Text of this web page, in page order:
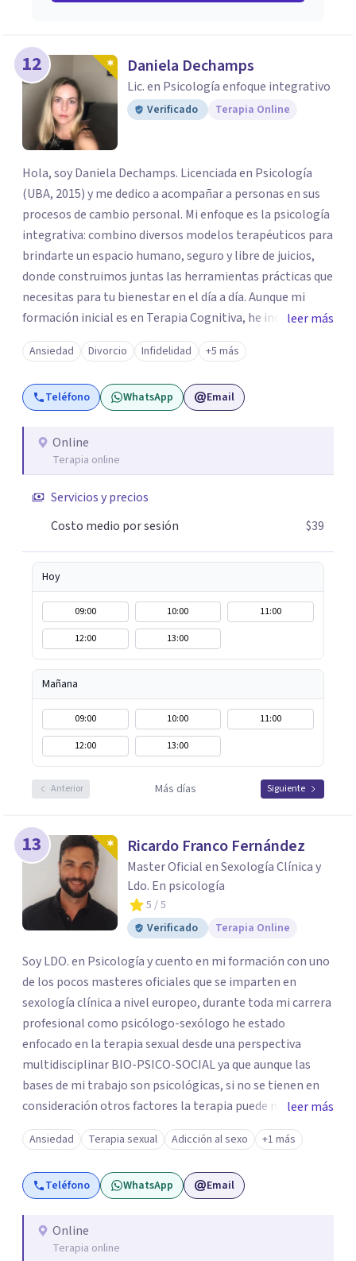
12 Daniela Dechamps
Lic. en Psicología enfoque integrativo
Verificado Terapia Online
Hola, soy Daniela Dechamps. Licenciada en Psicología
(UBA, 2015) y me dedico a acompañar a personas en sus
procesos de cambio personal. Mi enfoque es la psicología
integrativa: combino diversos modelos terapéuticos para
brindarte un espacio humano, seguro y libre de juicios,
donde construimos juntas las herramientas prácticas que
necesitas para tu bienestar en el día a día. Aunque mi
formación inicial es en Terapia Cognitiva, he incorporado
enfoques como el Mindfulness y la Terapia de Aceptación
y Compromiso (ACT), adaptando el tratamiento a tus
necesidades particulares. Mi trayectoria es internacional
(Argentina, Estados Unidos, Europa y Asia). Además,
conectando con la realidad de las islas. Mis servicios son
100% online y accesibles. Si buscas un espacio de escucha
leer más
Ansiedad Divorcio Infidelidad +5 más
Teléfono WhatsApp Email
Online
Terapia online
Servicios y precios
Costo medio por sesión
$39
Hoy
09:00 10:00
11:00
12:00
13:00
Mañana
09:00 10:00
11:00
12:00
13:00
Anterior Más días Siguiente
13 Ricardo Franco Fernández
Master Oficial en Sexología Clínica y
Ldo. En psicología
5 / 5
Verificado
Terapia Online
Soy LDO. en Psicología y cuento en mi formación con uno
de los pocos masteres oficiales que se imparten en
sexología clínica a nivel europeo, durante toda mi carrera
profesional como psicólogo-sexólogo he estado
enfocado en la terapia sexual desde una perspectiva
multidisciplinar BIO-PSICO-SOCIAL ya que aunque las
bases de mi trabajo son psicológicas, si no se tienen en
consideración otros factores la terapia puede no
funcionar al tener una visión demasiado simplista,
excluyendo de antemano otros factores que pueden
influir. Mi intención es ayudar para conseguir una mejora
global de tu sexualidad, considerando cada caso como
personal concreta. En especial mi ámbito de trabajo es la
disfunción eréctil, la eyaculación precoz y la falta de
leer más
Ansiedad Terapia sexual Adicción al sexo +1 más
Teléfono WhatsApp Email
Online
Terapia online